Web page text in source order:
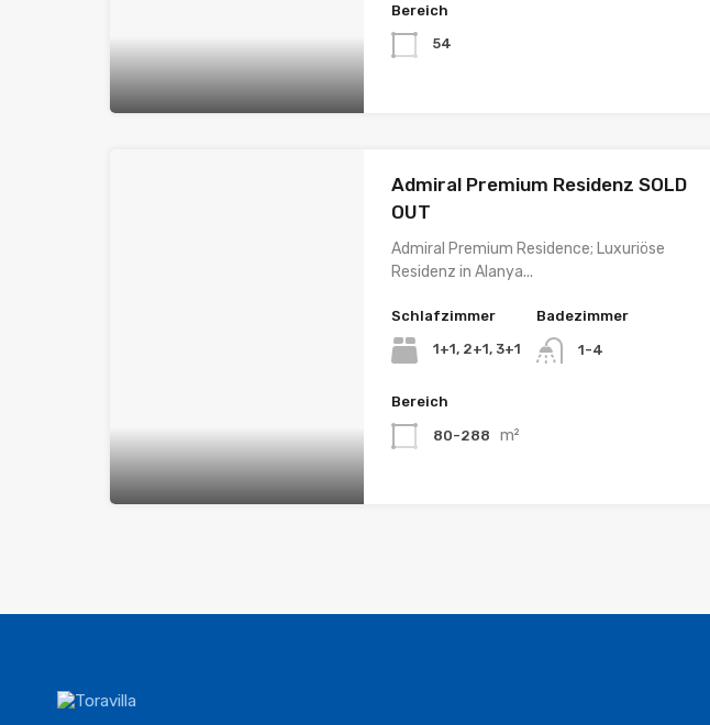
Bereich
54
Admiral Premium Residenz SOLD
OUT
Admiral Premium Residence; Luxuriöse
Residenz in Alanya...
Schlafzimmer
1+1, 2+1, 3+1
Badezimmer
1-4
Bereich
80-288 m²